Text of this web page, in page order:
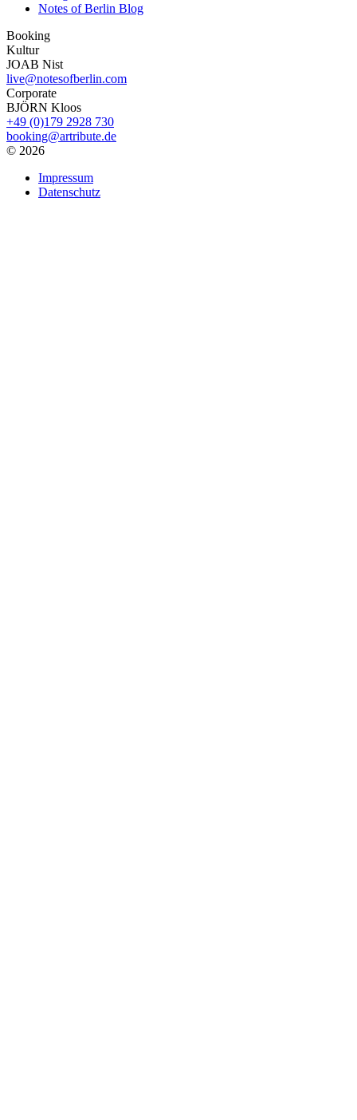
Notes of Berlin Blog
Booking
Kultur
JOAB Nist
live@notesofberlin.com
Corporate
BJÖRN Kloos
+49 (0)179 2928 730
booking@artribute.de
© 2026
Impressum
Datenschutz